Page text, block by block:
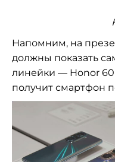
Напомним, на
должны показать
линейки — Honor 60
получит смартфон